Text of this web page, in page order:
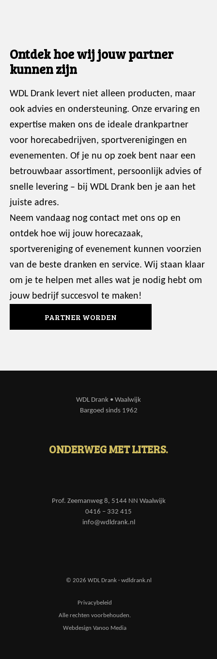
Ontdek hoe wij jouw partner
kunnen zijn
WDL Drank levert niet alleen producten, maar
ook advies en ondersteuning. Onze ervaring en
expertise maken ons de ideale drankpartner
voor horecabedrijven, sportverenigingen en
evenementen. Of je nu op zoek bent naar een
betrouwbaar assortiment, persoonlijk advies of
snelle levering – bij WDL Drank ben je aan het
juiste adres.
Neem vandaag nog contact met ons op en
ontdek hoe wij jouw horecazaak,
sportvereniging of evenement kunnen voorzien
van de beste dranken en service. Wij staan klaar
om je te helpen met alles wat je nodig hebt om
jouw bedrijf succesvol te maken!
PARTNER WORDEN
WDL Drank • Waalwijk
Bargoed sinds 1962
ONDERWEG MET LITERS.
Prof. Zeemanweg 8, 5144 NN Waalwijk
0416 – 332 415
info@wdldrank.nl
© 2026 WDL Drank · wdldrank.nl
Privacybeleid
Alle rechten voorbehouden.
Webdesign Vanoo Media